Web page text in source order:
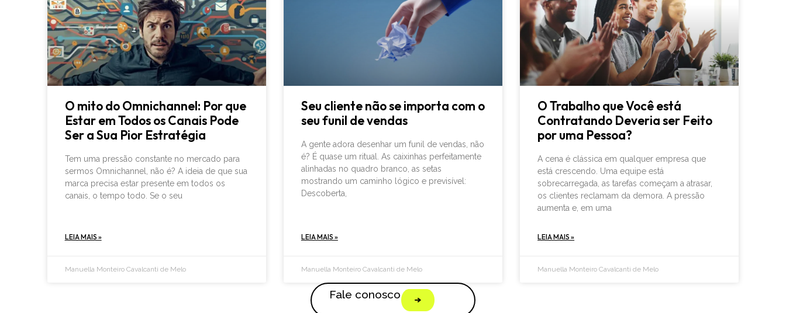
O mito do Omnichannel: Por que
Estar em Todos os Canais Pode
Ser a Sua Pior Estratégia
Tem uma pressão constante no mercado para
sermos Omnichannel, não é? A ideia de que sua
marca precisa estar presente em todos os
canais, o tempo todo. Se o seu
LEIA MAIS »
Manuella Monteiro Cavalcanti de Melo
Seu cliente não se importa com o
seu funil de vendas
A gente adora desenhar um funil de vendas, não
é? É quase um ritual. As caixinhas perfeitamente
alinhadas no quadro branco, as setas
mostrando um caminho lógico e previsível:
Descoberta,
LEIA MAIS »
Manuella Monteiro Cavalcanti de Melo
O Trabalho que Você está
Contratando Deveria ser Feito
por uma Pessoa?
A cena é clássica em qualquer empresa que
está crescendo. Uma equipe está
sobrecarregada, as tarefas começam a atrasar,
os clientes reclamam da demora. A pressão
aumenta e, em uma
LEIA MAIS »
Manuella Monteiro Cavalcanti de Melo
Fale conosco